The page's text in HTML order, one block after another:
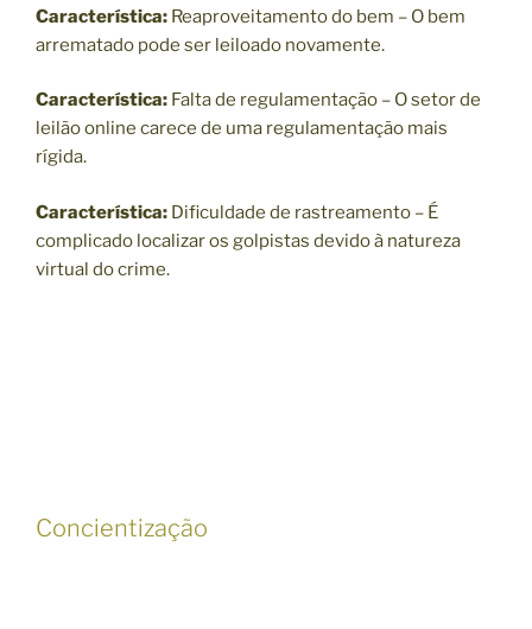
Característica: Reaproveitamento do bem – O bem
arrematado pode ser leiloado novamente.
Característica: Falta de regulamentação – O setor de
leilão online carece de uma regulamentação mais
rígida.
Característica: Dificuldade de rastreamento – É
complicado localizar os golpistas devido à natureza
virtual do crime.
Concientização